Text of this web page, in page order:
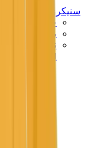
سنيكرز للأطفال
جوردن للأطفال
ييزي للأطفال
نايكي للأطفال
View All